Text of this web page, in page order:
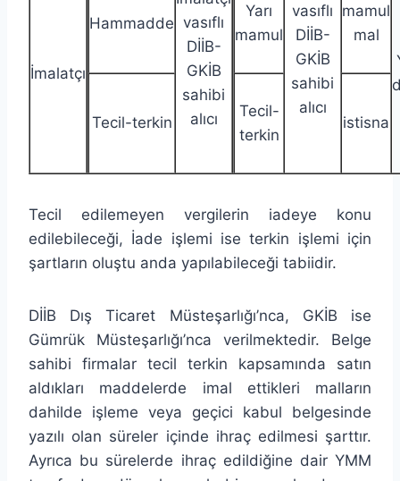
İmalatçı
Hammadde vasıflı
DİİB-
GKİB
sahibi
alıcı
Yarı
mamul
vasıflı
DİİB-
GKİB
sahibi
alıcı
mamul
mal
Tecil-terkin
Tecil-
terkin
istisna
Tecil edilemeyen vergilerin iadeye konu
edilebileceği, İade işlemi ise terkin işlemi için
şartların oluştu anda yapılabileceği tabiidir.
DİİB Dış Ticaret Müsteşarlığı’nca, GKİB ise
Gümrük Müsteşarlığı’nca verilmektedir. Belge
sahibi firmalar tecil terkin kapsamında satın
aldıkları maddelerde imal ettikleri malların
dahilde işleme veya geçici kabul belgesinde
yazılı olan süreler içinde ihraç edilmesi şarttır.
Ayrıca bu sürelerde ihraç edildiğine dair YMM